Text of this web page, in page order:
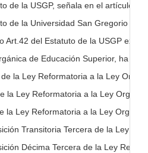
de la USGP, señala en el artículo 9
de la Universidad San Gregorio de
Art.42 del Estatuto de la USGP
de Educación Superior, ha
la Ley Reformatoria a la Ley
la Ley Reformatoria a la Ley
la Ley Reformatoria a la Ley
Transitoria Tercera de la Ley
Décima Tercera de la Ley